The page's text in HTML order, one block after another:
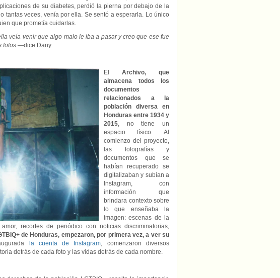
de su diabetes, perdió la pierna por debajo de la
tantas veces, venía por ella. Se sentó a esperarla. Lo único
que prometía cuidarlas.
veía venir que algo malo le iba a pasar y creo que ese fue
fotos —dice Dany.
El Archivo, que
almacena todos los
documentos
relacionados a la
población diversa en
Honduras entre 1934 y
2015, no tiene un
espacio físico. Al
comienzo del proyecto,
las fotografías y
documentos que se
habían recuperado se
digitalizaban y subían a
Instagram, con
información que
brindara contexto sobre
lo que enseñaba la
imagen: escenas de la
recortes de periódico con noticias discriminatorias,
de Honduras, empezaron, por primera vez, a ver su
la cuenta de Instagram, comenzaron diversos
detrás de cada foto y las vidas detrás de cada nombre.